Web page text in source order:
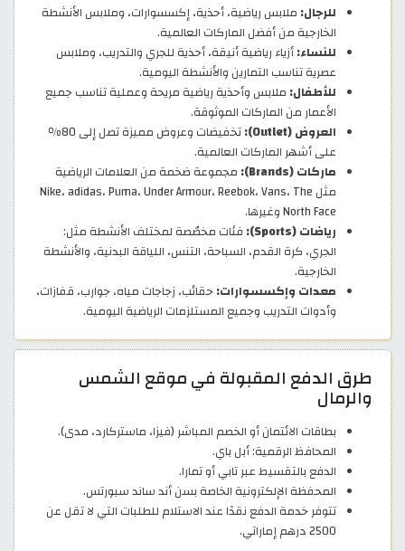
للرجال: ملابس رياضية، أحذية، إكسسوارات، وملابس الأنشطة
الخارجية من أفضل الماركات العالمية.
للنساء:أزياء رياضية أنيقة، أحذية للجري والتدريب، وملابس
عصرية تناسب التمارين والأنشطة اليومية.
للأطفال: ملابس وأحذية رياضية مريحة وعملية تناسب جميع
الأعمار من الماركات الموثوقة.
العروض (Outlet):
تخفيضات وعروض مميزة تصل إلى 80٪
على أشهر الماركات العالمية.
ماركات (Brands):
مجموعة ضخمة من العلامات الرياضية
مثل Nike، adidas، Puma، Under Armour، Reebok، Vans، The
North Face وغيرها.
رياضات (Sports):
فئات مخصّصة لمختلف الأنشطة مثل:
الجري، كرة القدم، السباحة، التنس، اللياقة البدنية، والأنشطة
الخارجية.
معدات وإكسسوارات:حقائب، زجاجات مياه، جوارب، قفازات،
وأدوات التدريب وجميع المستلزمات الرياضية اليومية.
طرق الدفع المقبولة في موقع الشمس
والرمال
بطاقات الائتمان أو الخصم المباشر (فيزا، ماستركارد، مدى).
المحافظ الرقمية: أبل باي.
الدفع بالتقسيط عبر تابي أو تمارا.
المحفظة الإلكترونية الخاصة بسن أند ساند سبورتس.
تتوفر خدمة الدفع نقدًا عند الاستلام للطلبات التي لا تقل عن
2500 درهم إماراتي.